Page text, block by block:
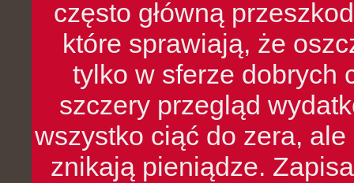
często główną
które sprawiają, że
tylko w sferze dobrych
szczery przegląd
wszystko ciąć do zera,
znikają pieniądze.